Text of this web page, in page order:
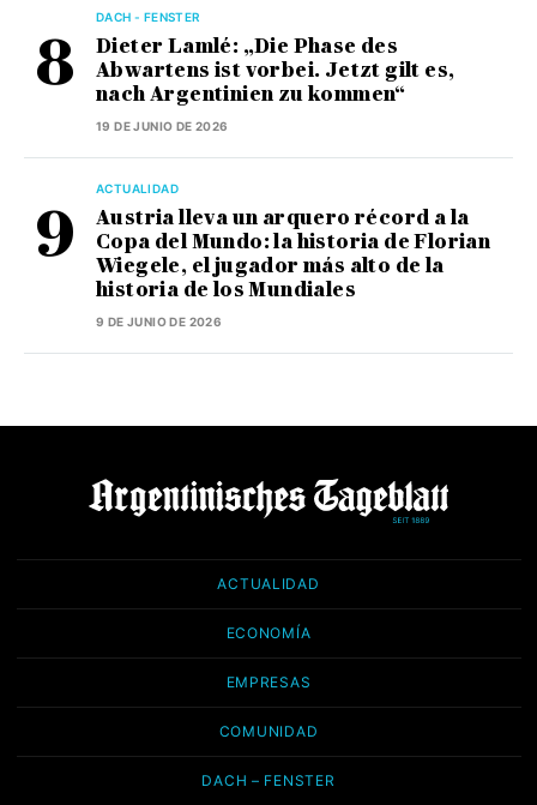
DACH - FENSTER
Dieter Lamlé: „Die Phase des
Abwartens ist vorbei. Jetzt gilt es,
nach Argentinien zu kommen“
19 DE JUNIO DE 2026
ACTUALIDAD
Austria lleva un arquero récord a la
Copa del Mundo: la historia de Florian
Wiegele, el jugador más alto de la
historia de los Mundiales
9 DE JUNIO DE 2026
ACTUALIDAD
ECONOMÍA
EMPRESAS
COMUNIDAD
DACH – FENSTER